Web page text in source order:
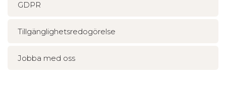
GDPR
Tillgänglighetsredogörelse
Jobba med oss